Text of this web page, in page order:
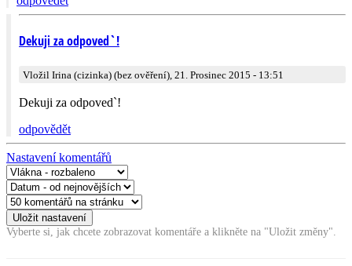
Dekuji za odpoved`!
Vložil Irina (cizinka) (bez ověření), 21. Prosinec 2015 - 13:51
Dekuji za odpoved`!
odpovědět
Nastavení komentářů
Vyberte si, jak chcete zobrazovat komentáře a klikněte na "Uložit změny".